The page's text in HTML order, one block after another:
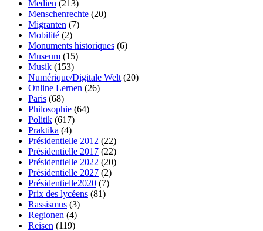
Medien (213)
Menschenrechte (20)
Migranten (7)
Mobilité (2)
Monuments historiques (6)
Museum (15)
Musik (153)
Numérique/Digitale Welt (20)
Online Lernen (26)
Paris (68)
Philosophie (64)
Politik (617)
Praktika (4)
Présidentielle 2012 (22)
Présidentielle 2017 (22)
Présidentielle 2022 (20)
Présidentielle 2027 (2)
Présidentielle2020 (7)
Prix des lycéens (81)
Rassismus (3)
Regionen (4)
Reisen (119)